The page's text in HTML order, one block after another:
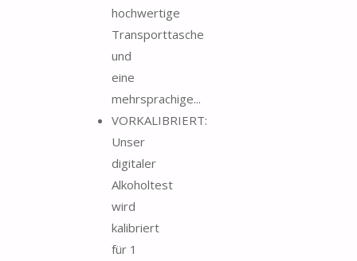
hochwertige
Transporttasche
und
eine
mehrsprachige...
VORKALIBRIERT:
Unser
digitaler
Alkoholtest
wird
kalibriert
für 1